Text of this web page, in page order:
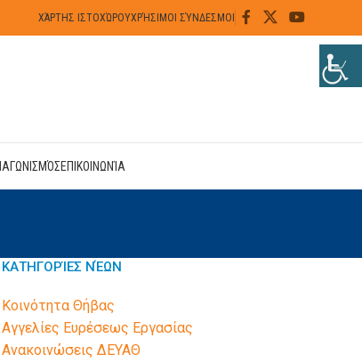
ΧΆΡΤΗΣ ΙΣΤΟΧΏΡΟΥΧΡΉΣΙΜΟΙ ΣΎΝΔΕΣΜΟΙ
ΕΠΙΚΟΙΝΩΝΊΑ
ΚΑΤΗΓΟΡΊΕΣ ΝΈΩΝ
Kοινότητα Θήβας
Αγγελίες Ευρέσεως Εργασίας
Ανακοινώσεις ΔΕΥΑΘ